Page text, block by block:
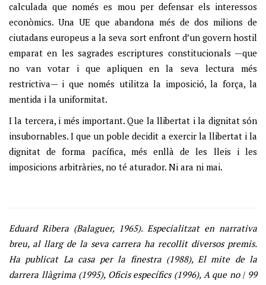
calculada que només es mou per defensar els interessos
econòmics. Una UE que abandona més de dos milions de
ciutadans europeus a la seva sort enfront d’un govern hostil
emparat en les sagrades escriptures constitucionals —que
no van votar i que apliquen en la seva lectura més
restrictiva— i que només utilitza la imposició, la força, la
mentida i la uniformitat.
I la tercera, i més important. Que la llibertat i la dignitat són
insubornables. I que un poble decidit a exercir la llibertat i la
dignitat de forma pacífica, més enllà de les lleis i les
imposicions arbitràries, no té aturador. Ni ara ni mai.
Eduard Ribera (Balaguer, 1965). Especialitzat en narrativa
breu, al llarg de la seva carrera ha recollit diversos premis.
Ha publicat La casa per la finestra (1988), El mite de la
darrera llàgrima (1995), Oficis específics (1996), A que no | 99